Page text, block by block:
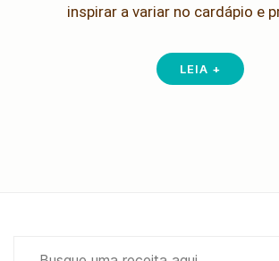
inspirar a variar no cardápio e
LEIA +